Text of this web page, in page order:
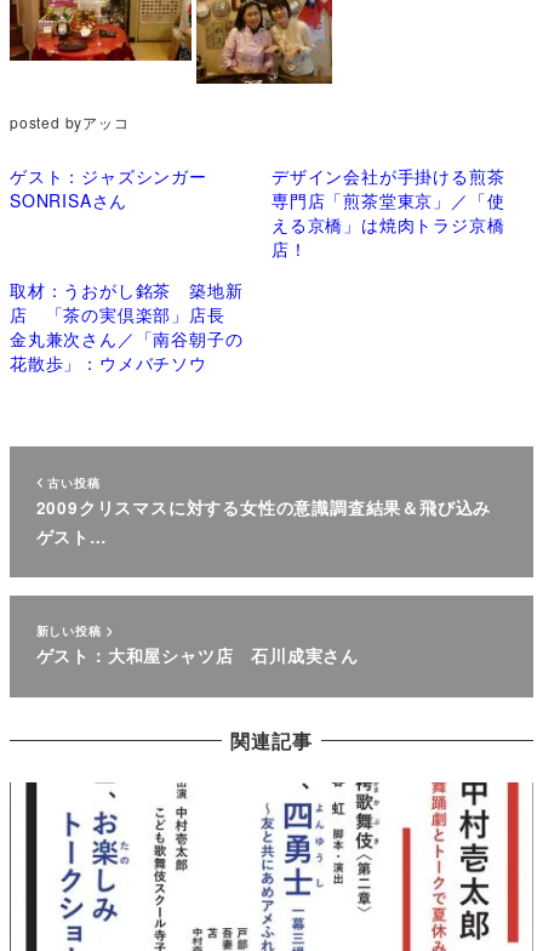
posted byアッコ
ゲスト：ジャズシンガー
SONRISAさん
デザイン会社が手掛ける煎茶
専門店「煎茶堂東京」／「使
える京橋」は焼肉トラジ京橋
店！
取材：うおがし銘茶 築地新
店 「茶の実倶楽部」店長
金丸兼次さん／「南谷朝子の
花散歩」：ウメバチソウ
古い投稿
2009クリスマスに対する女性の意識調査結果＆飛び込み
ゲスト…
新しい投稿
ゲスト：大和屋シャツ店 石川成実さん
関連記事